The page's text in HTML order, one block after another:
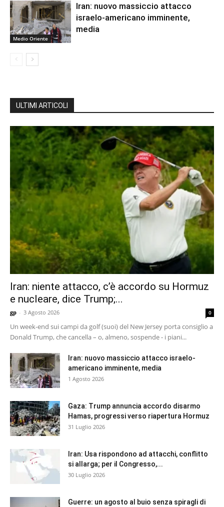
Medio Oriente
Iran: nuovo massiccio attacco
israelo-americano imminente,
media
ULTIMI ARTICOLI
Iran: niente attacco, c’è accordo su Hormuz
e nucleare, dice Trump;...
gp - 3 Agosto 2026 0
Un week-end sui campi da golf (suoi) del New Jersey porta consiglio a
Donald Trump, che cancella – o, almeno, sospende - i piani...
Iran: nuovo massiccio attacco israelo-
americano imminente, media
1 Agosto 2026
Gaza: Trump annuncia accordo disarmo
Hamas, progressi verso riapertura Hormuz
31 Luglio 2026
Iran: Usa rispondono ad attacchi, conflitto
si allarga; per il Congresso,...
30 Luglio 2026
Guerre: un agosto al buio senza spiragli di